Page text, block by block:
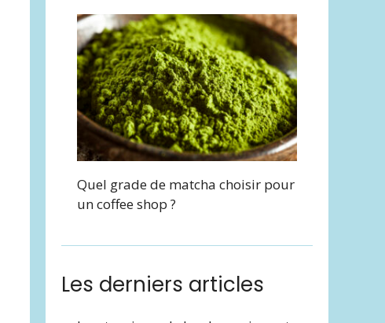
Quel grade de matcha choisir pour
un coffee shop ?
Les derniers articles